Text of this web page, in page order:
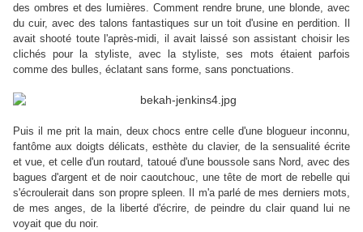
des ombres et des lumières. Comment rendre brune, une blonde, avec
du cuir, avec des talons fantastiques sur un toit d'usine en perdition. Il
avait shooté toute l'après-midi, il avait laissé son assistant choisir les
clichés pour la styliste, avec la styliste, ses mots étaient parfois
comme des bulles, éclatant sans forme, sans ponctuations.
Puis il me prit la main, deux chocs entre celle d'une blogueur inconnu,
fantôme aux doigts délicats, esthète du clavier, de la sensualité écrite
et vue, et celle d'un routard, tatoué d'une boussole sans Nord, avec des
bagues d'argent et de noir caoutchouc, une tête de mort de rebelle qui
s'écroulerait dans son propre spleen. Il m'a parlé de mes derniers mots,
de mes anges, de la liberté d'écrire, de peindre du clair quand lui ne
voyait que du noir.